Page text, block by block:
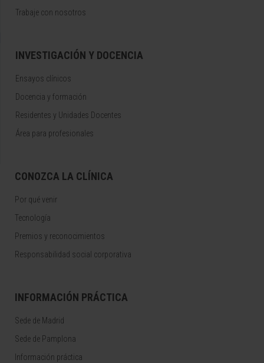
Trabaje con nosotros
INVESTIGACIÓN Y DOCENCIA
Ensayos clínicos
Docencia y formación
Residentes y Unidades Docentes
Área para profesionales
CONOZCA LA CLÍNICA
Por qué venir
Tecnología
Premios y reconocimientos
Responsabilidad social corporativa
INFORMACIÓN PRÁCTICA
Sede de Madrid
Sede de Pamplona
Información práctica